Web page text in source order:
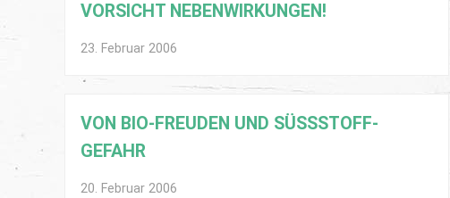
VORSICHT NEBENWIRKUNGEN!
23. Februar 2006
VON BIO-FREUDEN UND SÜSSSTOFF-G
EFAHR
20. Februar 2006